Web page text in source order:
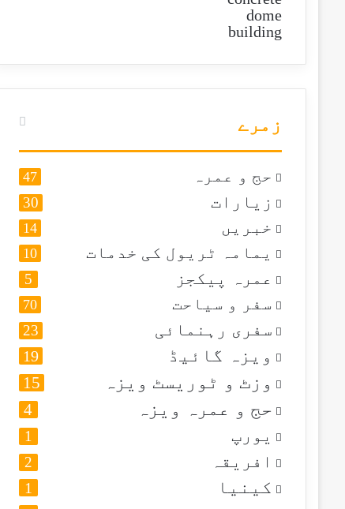
زمرے
حج و عمرہ 47
زیارات 30
خبریں 14
یمامہ ٹریول کی خدمات 10
عمرہ پیکجز 5
سفر و سیاحت 70
سفری رہنمائی 23
ویزہ گائیڈ 19
وزٹ و ٹوریسٹ ویزہ 15
حج و عمرہ ویزہ 4
یورپ 1
افریقہ 2
کینیا 1